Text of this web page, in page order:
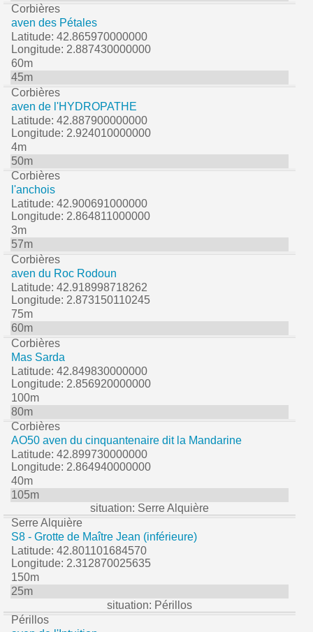
Corbières
aven des Pétales
Latitude: 42.865970000000
Longitude: 2.887430000000
60m
45m
Corbières
aven de l'HYDROPATHE
Latitude: 42.887900000000
Longitude: 2.924010000000
4m
50m
Corbières
l'anchois
Latitude: 42.900691000000
Longitude: 2.864811000000
3m
57m
Corbières
aven du Roc Rodoun
Latitude: 42.918998718262
Longitude: 2.873150110245
75m
60m
Corbières
Mas Sarda
Latitude: 42.849830000000
Longitude: 2.856920000000
100m
80m
Corbières
AO50 aven du cinquantenaire dit la Mandarine
Latitude: 42.899730000000
Longitude: 2.864940000000
40m
105m
situation: Serre Alquière
Serre Alquière
S8 - Grotte de Maître Jean (inférieure)
Latitude: 42.801101684570
Longitude: 2.312870025635
150m
25m
situation: Périllos
Périllos